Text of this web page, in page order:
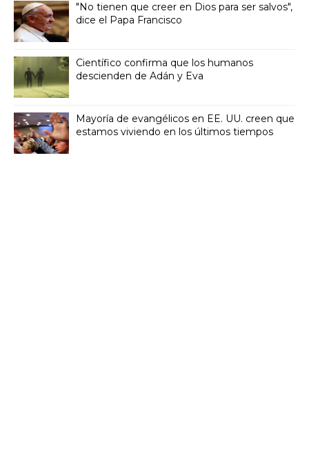
"No tienen que creer en Dios para ser salvos",
dice el Papa Francisco
Científico confirma que los humanos
descienden de Adán y Eva
Mayoría de evangélicos en EE. UU. creen que
estamos viviendo en los últimos tiempos